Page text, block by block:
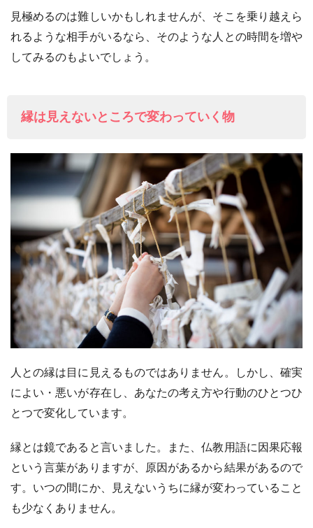
見極めるのは難しいかもしれませんが、そこを乗り越えら
れるような相手がいるなら、そのような人との時間を増や
してみるのもよいでしょう。
縁は見えないところで変わっていく物
人との縁は目に見えるものではありません。しかし、確実
によい・悪いが存在し、あなたの考え方や行動のひとつひ
とつで変化しています。
縁とは鏡であると言いました。また、仏教用語に因果応報
という言葉がありますが、原因があるから結果があるので
す。いつの間にか、見えないうちに縁が変わっていること
も少なくありません。